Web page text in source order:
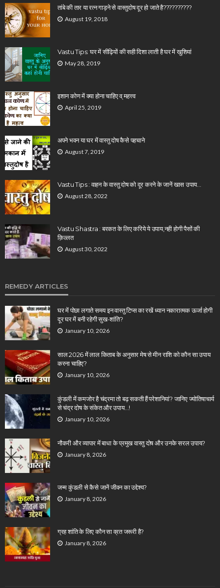
तांबे की तार या रत्न गाड़ने से वास्तुदोष दूर हो जाते है??????????
August 19, 2018
Vastu Tips: घर में सीढ़ियों की सही दिशा लाती है घर में खुशियां
May 28, 2019
इशान कोण में क्या होना चाहिए व् महत्त्व
April 25, 2019
अपने भवन या घर में वास्तु दोष कैसे पहचाने
August 7, 2019
Vastu Tips : वाहन के वास्तु दोष को दूर करने के जानें खास उपाय…
August 28, 2022
Vastu Shastra : बरकत के लिए करिये ये उपाय,नही होगी पैसों की
क़िल्लत
August 30, 2022
REMEDY ARTICLES
घर में पोछा लगाते समय इन वास्तु टिप्स का रखें ध्यान नकारात्मक ऊर्जा होगी
दूर घर में बनी रहेगी सुख-शांति?
January 10, 2026
साल 2026 में लाल किताब के अनुसार मेष से मीन राशि को कौन सा उपाय
करना चाहिए?
January 10, 2026
कुंडली में कमजोर है चंद्रमा तो बढ़ सकती हैं परेशानियां? जानिए ज्योतिषाचार्य
से चंद्र दोष के संकेत और उपाय…!
January 10, 2026
नौकरी और व्यापार में बाधा के प्रमुख वास्तु दोष और उनके सरल उपाय?
January 8, 2026
जन्म कुंडली से कैसे जानें जीवन का उद्देश्य?
January 8, 2026
ग्रह शांति के लिए कौन सा व्रत जरूरी है?
January 8, 2026